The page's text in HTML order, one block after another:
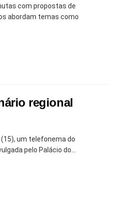
com propostas de
abordam temas como
regional
um telefonema do
pelo Palácio do...